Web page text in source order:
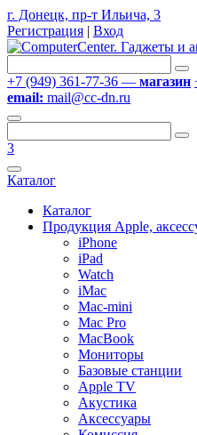
г. Донецк, пр-т Ильича, 3
Регистрация | Вход
+7 (949) 361-77-36 — магазин
email: mail@cc-dn.ru
3
Каталог
Каталог
Продукция Apple,
iPhone
iPad
Watch
iMac
Mac-mini
Mac Pro
MacBook
Мониторы
Базовые станции
Apple TV
Акустика
Аксессуары